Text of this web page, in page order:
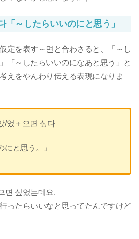
「～したらいいのにと思う」
定を表す～면と合わさると、「～し
「～したらいいのになあと思う」と
えをやんわり伝える表現になりま
/었＋으면 싶다
にと思う。」
면 싶었는데요.
ったらいいなと思ってたんですけど